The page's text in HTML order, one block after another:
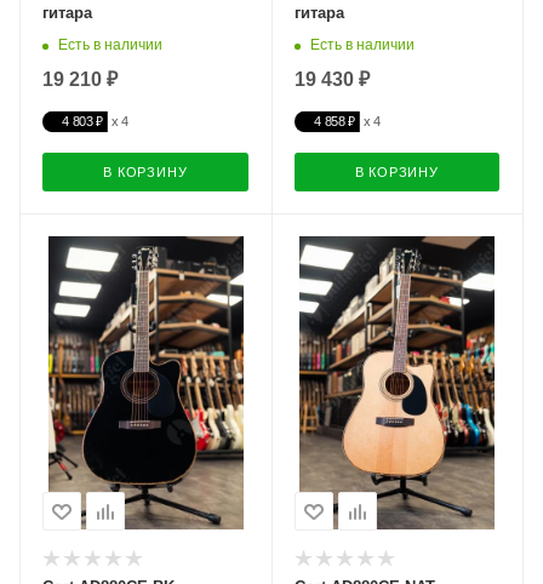
гитара
Есть в наличии
19 210 ₽
4 803 ₽
В КОРЗИНУ
гитара
Есть в наличии
19 430 ₽
4 858 ₽
В КОРЗИНУ